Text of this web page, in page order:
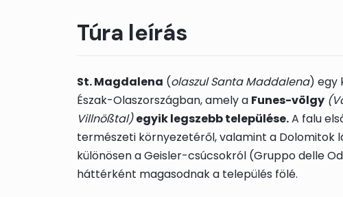
Túra leírás
St. Magdalena (olaszul Santa Maddalena) egy
Észak-Olaszországban, amely a Funes-völgy
Villnößtal) egyik legszebb települése.A falu
természeti környezetéről, valamint a Dolomitok
különösen a Geisler-csúcsokról (Gruppo delle
háttérként magasodnak a település fölé.